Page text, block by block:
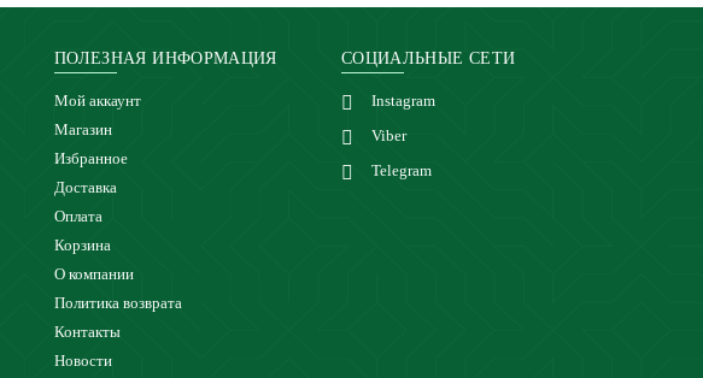
ПОЛЕЗНАЯ ИНФОРМАЦИЯ
Мой аккаунт
Магазин
Избранное
Доставка
Оплата
Корзина
О компании
Политика возврата
Контакты
Новости
СОЦИАЛЬНЫЕ СЕТИ
Instagram
Viber
Telegram